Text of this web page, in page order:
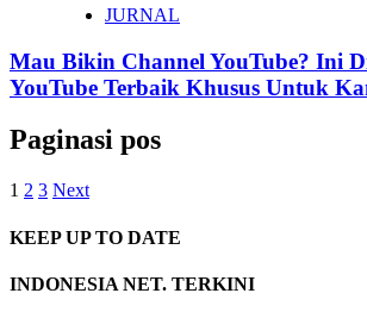
JURNAL
Mau Bikin Channel YouTube? Ini
YouTube Terbaik Khusus Untuk
Paginasi pos
1 2 3 Next
KEEP UP TO DATE
INDONESIA NET. TERKINI